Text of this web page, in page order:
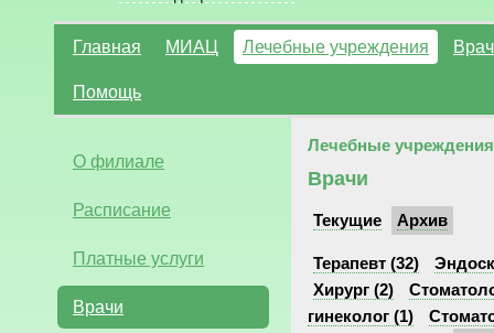
Главная МИАЦ Лечебные учреждения
Помощь
О филиале
Расписание
Платные услуги
Врачи
Лечебные учреждения
Врачи
Текущие Архив
Терапевт (32)
Хирург (2)
гинеколог (1)